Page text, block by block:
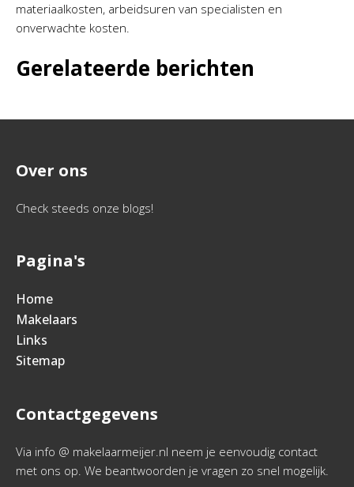
materiaalkosten, arbeidsuren van specialisten en
onverwachte kosten.
Gerelateerde berichten
Over ons
Check steeds onze blogs!
Pagina's
Home
Makelaars
Links
Sitemap
Contactgegevens
Via info @ makelaarmeijer.nl neem je eenvoudig contact
met ons op. We beantwoorden je vragen zo snel mogelijk.